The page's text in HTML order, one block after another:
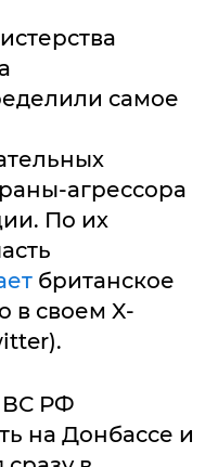
самое
агрессора
По их
британское
в своем X-
ВС РФ
на Донбассе и